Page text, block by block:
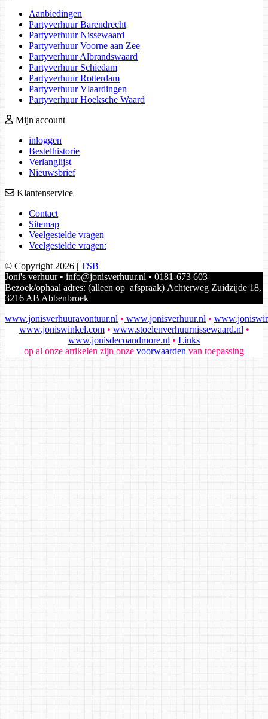
Aanbiedingen
Partyverhuur Barendrecht
Partyverhuur Nissewaard
Partyverhuur Voorne aan Zee
Partyverhuur Albrandswaard
Partyverhuur Schiedam
Partyverhuur Rotterdam
Partyverhuur Vlaardingen
Partyverhuur Hoeksche Waard
Mijn account
inloggen
Bestelhistorie
Verlanglijst
Nieuwsbrief
Klantenservice
Contact
Sitemap
Veelgestelde vragen
Veelgestelde vragen:
© Copyright 2026 | TSB
Joni's verhuur • info@jonisverhuur.nl • 0181-673 603
Bezoek/ophaal adres: (alleen op afspraak) Achterweg Zuidzijde 18,
3216 AB Abbenbroek
www.jonisverhuuravontuur.nl • www.jonisverhuur.nl •
www.joniswinkel.com• www.stoelenverhuurnissewaard.nl •
www.jonisdecoandmore.nl • Links
op al onze artikelen zijn onze voorwaarden van toepassing